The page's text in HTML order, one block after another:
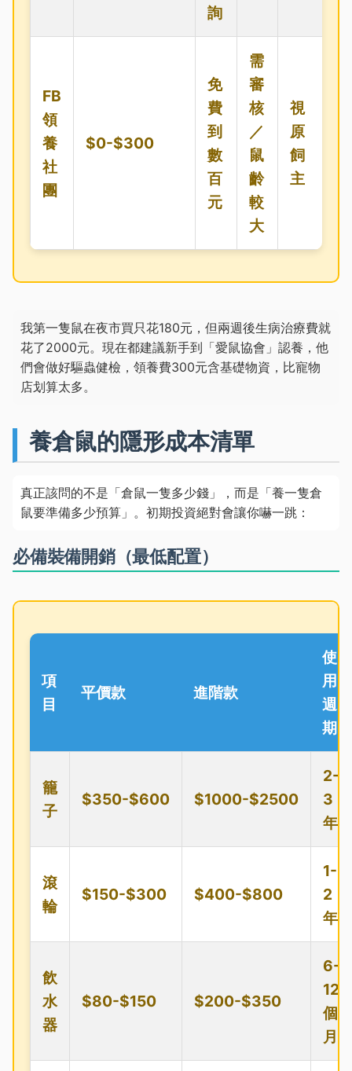
詢
FB
領
養
社
團
$0-$300
免
費
到
數
百
元
需
審
核
／
鼠
齡
較
大
視
原
飼
主
我第一隻鼠在夜市買只花180元，但兩週後生病治療費就
花了2000元。現在都建議新手到「愛鼠協會」認養，他
們會做好驅蟲健檢，領養費300元含基礎物資，比寵物
店划算太多。
養倉鼠的隱形成本清單
真正該問的不是「倉鼠一隻多少錢」，而是「養一隻倉
鼠要準備多少預算」。初期投資絕對會讓你嚇一跳：
必備裝備開銷（最低配置）
項
目
平價款 進階款
使
用
週
期
籠
子
$350-$600 $1000-$2500
2-
3
年
滾
輪
$150-$300 $400-$800
1-
2
年
飲
水
器
$80-$150 $200-$350
6-
12
個
月